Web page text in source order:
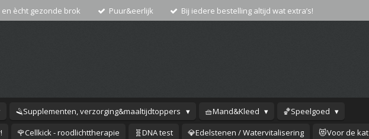
en ècht gezonde brok Puur&eerlijk Bij iedere bestelling altijd wat extra’s!
🪒Supplementen, verzorging&maaltijdtoppers 🧺Mand&Kleed
🏀Speelgoed
🌹Cellkick - roodlichttherapie 🧬DNA test 💎Edelstenen / Watervitalisering
😻Voor de kat